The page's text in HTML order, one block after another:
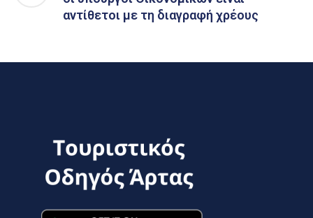
αντίθετοι με τη διαγραφή χρέους